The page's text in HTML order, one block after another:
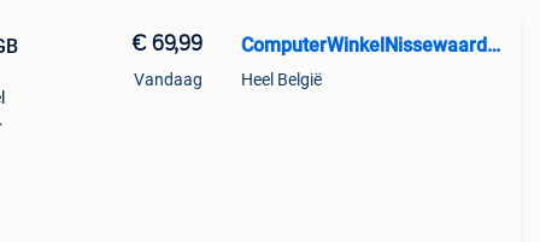
€ 69,99
Vandaag
ComputerWinkelNissewaard.nl
Heel België